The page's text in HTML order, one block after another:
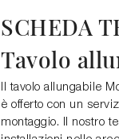
SCHEDA
Tavolo
Il tavolo allungabile
è offerto con un
montaggio. Il nostro